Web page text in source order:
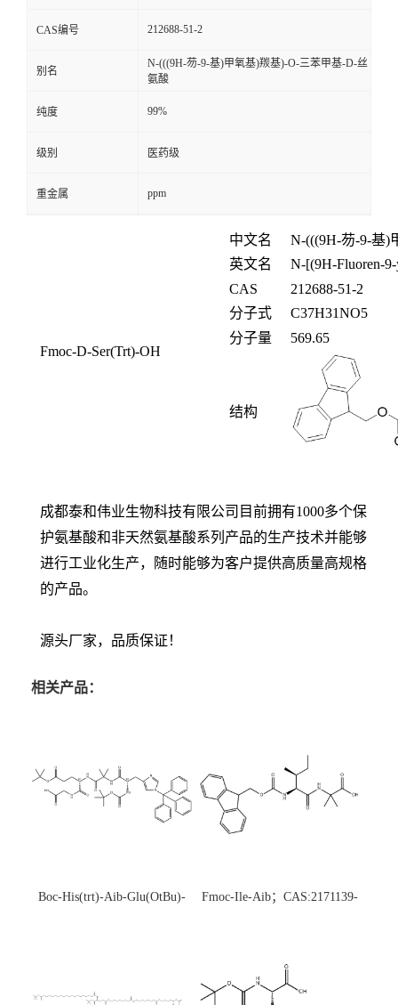
CAS编号 212688-51-2
别名
N-(((9H-芴-9-基)甲氧基)羰基)-O-三苯甲基-D-丝
氨酸
纯度 99%
级别 医药级
重金属 ppm
Fmoc-D-Ser(Trt)-OH
中文名 N-(((9H-芴-9-基)
英文名
N-[(9H-Fluoren-
CAS
212688-51-2
分子式
C37H31NO5
分子量
569.65
结构
成都泰和伟业生物科技有限公司目前拥有1000多个保
护氨基酸和非天然氨基酸系列产品的生产技术并能够
进行工业化生产，随时能够为客户提供高质量高规格
的产品。
源头厂家，品质保证！
相关产品：
Boc-His(trt)-Aib-Glu(OtBu)-
Fmoc-Ile-Aib；CAS:2171139-